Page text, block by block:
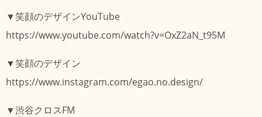
▼笑顔のデザインYouTube
https://www.youtube.com/watch?v=OxZ2aN_t95M
▼笑顔のデザイン
https://www.instagram.com/egao.no.design/
▼渋谷クロスFM